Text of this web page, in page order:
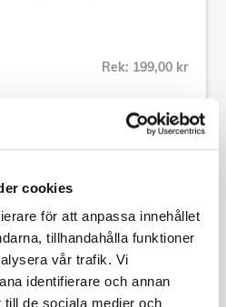
cookies
för att anpassa innehållet
tillhandahålla funktioner
vår trafik. Vi
identifierare och annan
till de sociala medier och
Rek: 199,00 kr